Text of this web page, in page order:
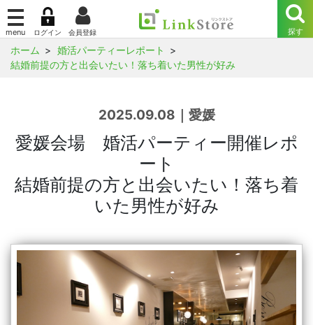
ホーム
婚活パーティーレポート
結婚前提の方と出会いたい！落ち着いた男性が好み
2025.09.08｜愛媛
愛媛会場 婚活パーティー開催レポ
ート
結婚前提の方と出会いたい！落ち着
いた男性が好み